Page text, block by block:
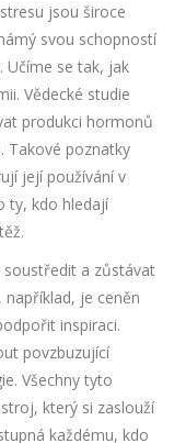
jsou široce
svou schopností
Učíme se tak, jak
Vědecké studie
produkci hormonů
Takové poznatky
její používání v
ty, kdo hledají
soustředit a zůstávat
je ceněn
inspiraci.
povzbuzující
Všechny tyto
který si zaslouží
každému, kdo